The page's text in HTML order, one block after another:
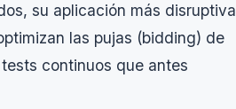
su aplicación más disruptiva
las pujas (bidding) de
continuos que antes